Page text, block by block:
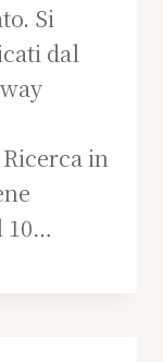
Si
dal
in
10…